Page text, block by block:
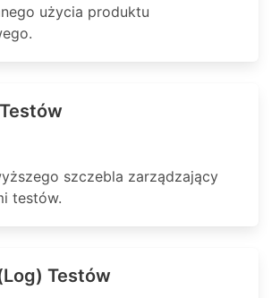
użycia produktu
szczebla zarządzający
testów.
Testów